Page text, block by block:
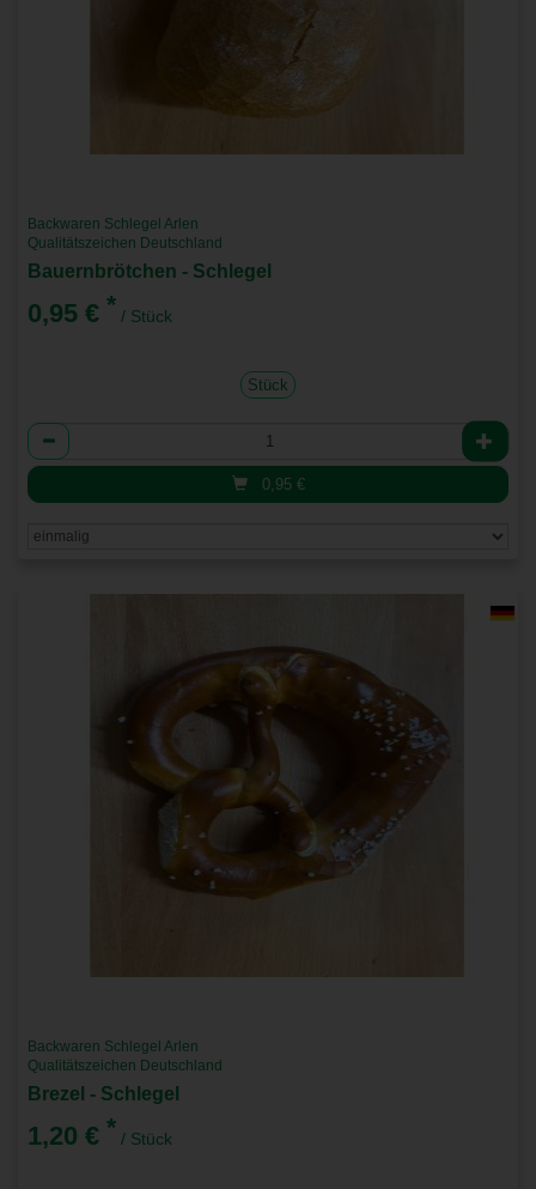
Backwaren Schlegel Arlen
Qualitätszeichen Deutschland
Bauernbrötchen - Schlegel
0,95 € * / Stück
Stück
Anzahl
0,95 €
Backwaren Schlegel Arlen
Qualitätszeichen Deutschland
Brezel - Schlegel
1,20 € * / Stück